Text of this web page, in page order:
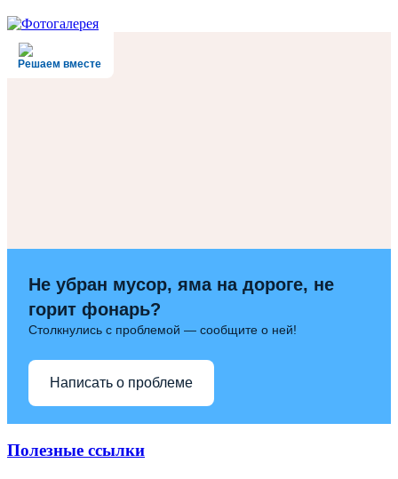
Решаем вместе
Не убран мусор, яма на дороге, не
горит фонарь?
Столкнулись с проблемой — сообщите о ней!
Написать о проблеме
Полезные ссылки